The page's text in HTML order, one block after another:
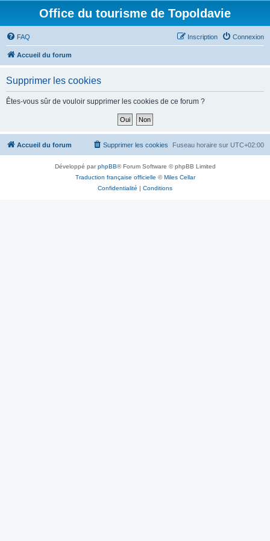
Office du tourisme de Topoldavie
FAQ Connexion
Inscription
Accueil du forum
Supprimer les cookies
Êtes-vous sûr de vouloir supprimer les cookies de ce forum ?
Accueil du forum Fuseau horaire sur UTC+02:00
Supprimer les cookies
Développé parphpBB® Forum Software © phpBB Limited
Traduction française officielle ©Miles Cellar
Confidentialité | Conditions